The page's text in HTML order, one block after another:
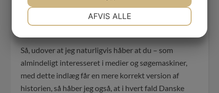
uberettiget troværdighed til historien. De risikerer, at
endnu flere tror på SourceFeeds forkerte påstande.
Så, udover at jeg naturligvis håber at du – som
almindeligt interesseret i medier og søgemaskiner,
med dette indlæg får en mere korrekt version af
historien, så håber jeg også, at i hvert fald Danske
AFVIS ALLE